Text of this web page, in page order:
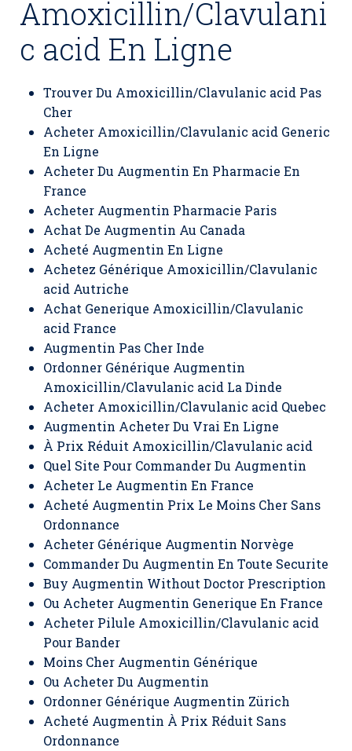
Amoxicillin/Clavulani
c acid En Ligne
Trouver Du Amoxicillin/Clavulanic acid Pas
Cher
Acheter Amoxicillin/Clavulanic acid Generic
En Ligne
Acheter Du Augmentin En Pharmacie En
France
Acheter Augmentin Pharmacie Paris
Achat De Augmentin Au Canada
Acheté Augmentin En Ligne
Achetez Générique Amoxicillin/Clavulanic
acid Autriche
Achat Generique Amoxicillin/Clavulanic
acid France
Augmentin Pas Cher Inde
Ordonner Générique Augmentin
Amoxicillin/Clavulanic acid La Dinde
Acheter Amoxicillin/Clavulanic acid Quebec
Augmentin Acheter Du Vrai En Ligne
À Prix Réduit Amoxicillin/Clavulanic acid
Quel Site Pour Commander Du Augmentin
Acheter Le Augmentin En France
Acheté Augmentin Prix Le Moins Cher Sans
Ordonnance
Acheter Générique Augmentin Norvège
Commander Du Augmentin En Toute Securite
Buy Augmentin Without Doctor Prescription
Ou Acheter Augmentin Generique En France
Acheter Pilule Amoxicillin/Clavulanic acid
Pour Bander
Moins Cher Augmentin Générique
Ou Acheter Du Augmentin
Ordonner Générique Augmentin Zürich
Acheté Augmentin À Prix Réduit Sans
Ordonnance